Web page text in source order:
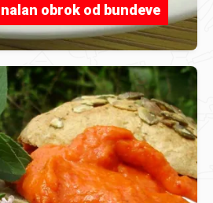
obrok od bundeve